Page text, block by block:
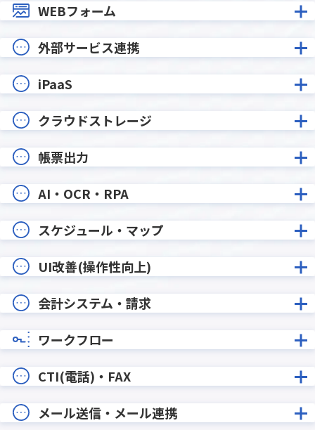
WEBフォーム
外部サービス連携
iPaaS
クラウドストレージ
帳票出力
AI・OCR・RPA
スケジュール・マップ
UI改善(操作性向上)
会計システム・請求
ワークフロー
CTI(電話)・FAX
メール送信・メール連携